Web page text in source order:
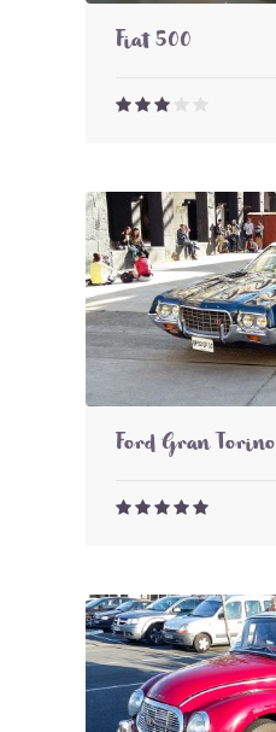
Fiat 500
Ford Gran Torino